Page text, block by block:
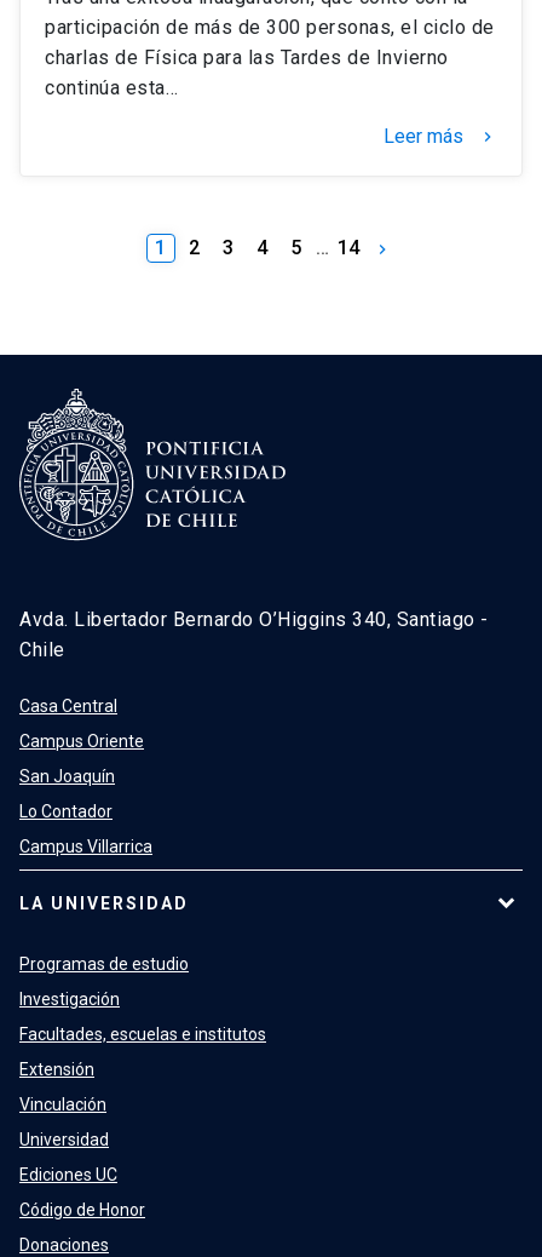
participación de más de 300 personas, el ciclo de
charlas de Física para las Tardes de Invierno
continúa esta…
Leer más keyboard_arrow_right
1 2 3 4 5 … 14 keyboard_arrow_right
Avda. Libertador Bernardo O’Higgins 340, Santiago -
Chile
Casa Central
Campus Oriente
San Joaquín
Lo Contador
Campus Villarrica
LA UNIVERSIDAD
Programas de estudio
Investigación
Facultades, escuelas e institutos
Extensión
Vinculación
Universidad
Ediciones UC
Código de Honor
Donaciones